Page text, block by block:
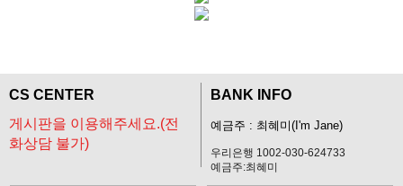
CS CENTER
게시판을 이용해주세요.(전
화상담 불가)
BANK INFO
예금주 : 최혜미(I'm Jane)
우리은행 1002-030-624733
예금주:최혜미